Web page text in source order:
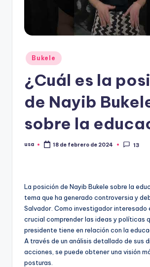
Publicado
en
Bukele
¿Cuál es la
de Nayib
sobre la
Publicado
usa 18 de febrero de 2024 13
La posición de Nayib Bukele sobre la
tema que ha generado controversia y
Salvador. Como investigador interesado
crucial comprender las ideas y políticas
presidente tiene en relación con la
A través de un análisis detallado de sus
acciones, se puede obtener una visión
posturas.